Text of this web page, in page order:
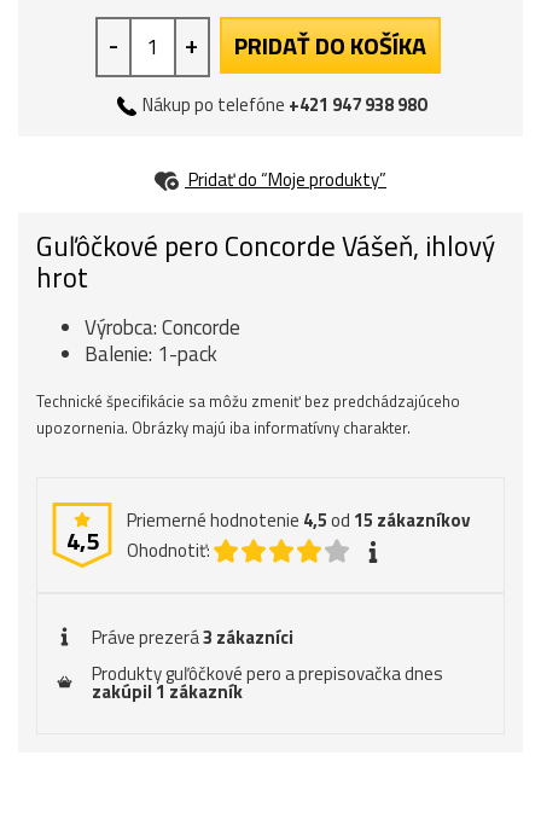
- + PRIDAŤ DO KOŠÍKA
Nákup po telefóne +421 947 938 980
Pridať do “Moje produkty”
Guľôčkové pero Concorde Vášeň, ihlový
hrot
Výrobca: Concorde
Balenie: 1-pack
Technické špecifikácie sa môžu zmeniť bez predchádzajúceho
upozornenia. Obrázky majú iba informatívny charakter.
4,5
Priemerné hodnotenie 4,5od 15 zákazníkov
Ohodnotiť:
Práve prezerá3 zákazníci
Produkty guľôčkové pero a prepisovačka dnes
zakúpil 1 zákazník